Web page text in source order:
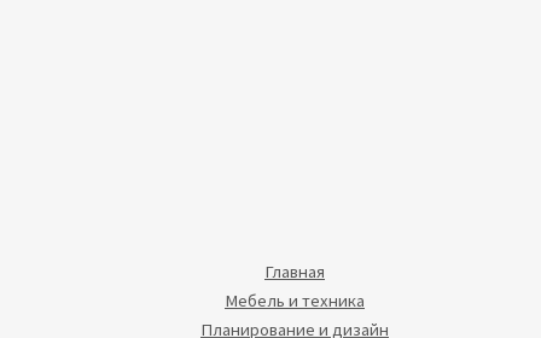
Главная
Мебель и техника
Планирование и дизайн